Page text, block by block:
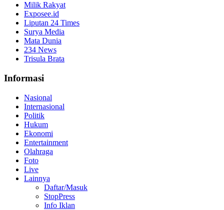
Milik Rakyat
Exposee.id
Liputan 24 Times
Surya Media
Mata Dunia
234 News
Trisula Brata
Informasi
Nasional
Internasional
Politik
Hukum
Ekonomi
Entertainment
Olahraga
Foto
Live
Lainnya
Daftar/Masuk
StopPress
Info Iklan